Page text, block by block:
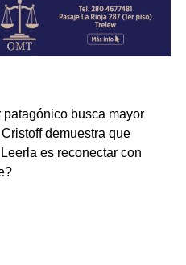
busca mayor
demuestra que
es reconectar con